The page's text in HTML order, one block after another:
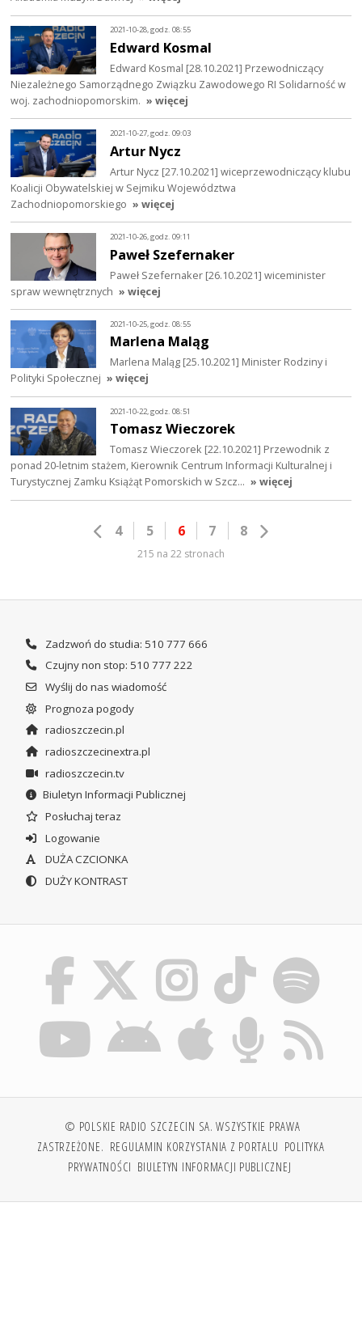
2021-10-28, godz. 08:55
Edward Kosmal
Edward Kosmal [28.10.2021] Przewodniczący
Niezależnego Samorządnego Związku Zawodowego RI Solidarność w
woj. zachodniopomorskim. » więcej
2021-10-27, godz. 09:03
Artur Nycz
Artur Nycz [27.10.2021] wiceprzewodniczący klubu
Koalicji Obywatelskiej w Sejmiku Województwa
Zachodniopomorskiego » więcej
2021-10-26, godz. 09:11
Paweł Szefernaker
Paweł Szefernaker [26.10.2021] wiceminister
spraw wewnętrznych » więcej
2021-10-25, godz. 08:55
Marlena Maląg
Marlena Maląg [25.10.2021] Minister Rodziny i
Polityki Społecznej » więcej
2021-10-22, godz. 08:51
Tomasz Wieczorek
Tomasz Wieczorek [22.10.2021] Przewodnik z
ponad 20-letnim stażem, Kierownik Centrum Informacji Kulturalnej i
Turystycznej Zamku Książąt Pomorskich w Szcz… » więcej
4 5 6 7 8
215 na 22 stronach
Zadzwoń do studia: 510 777 666
Czujny non stop: 510 777 222
Wyślij do nas wiadomość
Prognoza pogody
radioszczecin.pl
radioszczecinextra.pl
radioszczecin.tv
Biuletyn Informacji Publicznej
Posłuchaj teraz
Logowanie
DUŻA CZCIONKA
DUŻY KONTRAST
© POLSKIE RADIO SZCZECIN SA. WSZYSTKIE PRAWA
ZASTRZEŻONE. REGULAMIN KORZYSTANIA Z PORTALU POLITYKA
PRYWATNOŚCI BIULETYN INFORMACJI PUBLICZNEJ